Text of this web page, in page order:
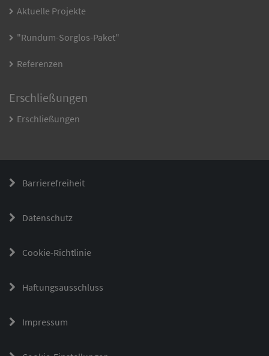
Aktuelle Projekte
"Rundum-Sorglos-Paket"
Referenzen
Erschließungen
Erschließungen
Barrierefreiheit
Datenschutz
Cookie-Richtlinie
Haftungsausschluss
Impressum